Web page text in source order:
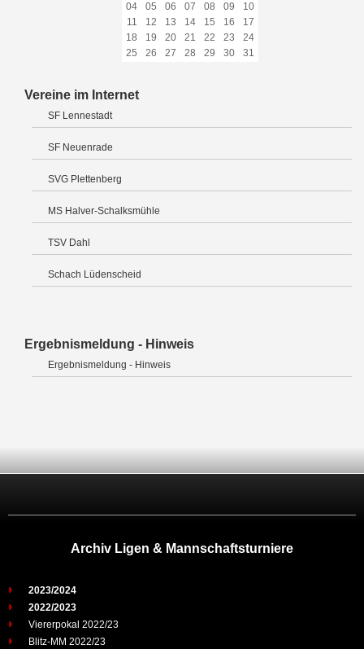
04
05 06 07 08 09
10
11
12 13 14 15 16
17
18
19 20 21 22 23
24
25
26 27 28 29 30 31
Vereine im Internet
SF Lennestadt
SF Neuenrade
SVG Plettenberg
MS Halver-Schalksmühle
TSV Dahl
Schach Lüdenscheid
Ergebnismeldung - Hinweis
Ergebnismeldung - Hinweis
Archiv Ligen & Mannschaftsturniere
2023/2024
2022/2023
Viererpokal 2022/23
Blitz-MM 2022/23